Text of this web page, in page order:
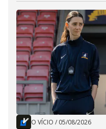
O VÍCIO / 05/08/2026